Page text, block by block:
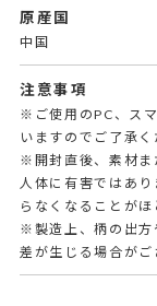
原産国
中国
注意事項
※ご使用のPC、ス
いますのでご了承く
※開封直後、素材ま
人体に有害ではあ
らなくなることがほ
※製造上、柄の出方
差が生じる場合がご